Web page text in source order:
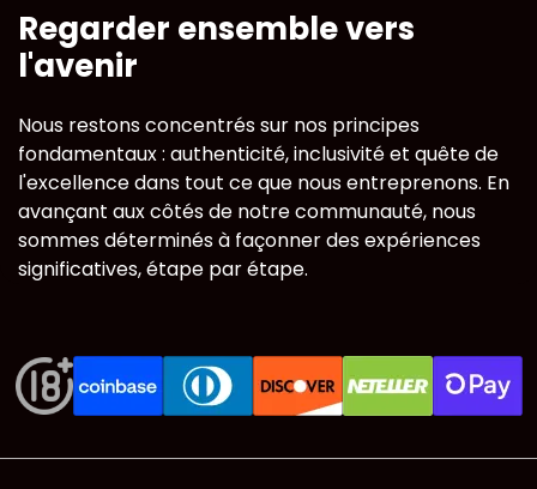
Regarder ensemble vers
l'avenir
Nous restons concentrés sur nos principes
fondamentaux : authenticité, inclusivité et quête de
l'excellence dans tout ce que nous entreprenons. En
avançant aux côtés de notre communauté, nous
sommes déterminés à façonner des expériences
significatives, étape par étape.